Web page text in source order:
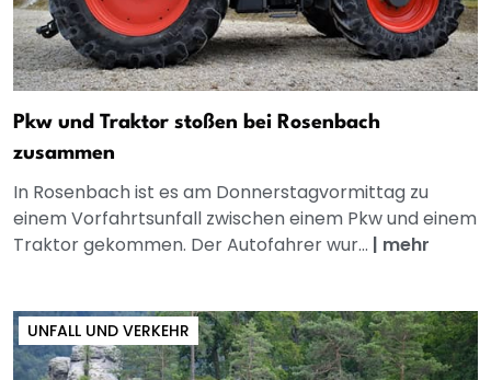
Pkw und Traktor stoßen bei Rosenbach
zusammen
In Rosenbach ist es am Donnerstagvormittag zu
einem Vorfahrtsunfall zwischen einem Pkw und einem
Traktor gekommen. Der Autofahrer wur... | mehr
UNFALL UND VERKEHR